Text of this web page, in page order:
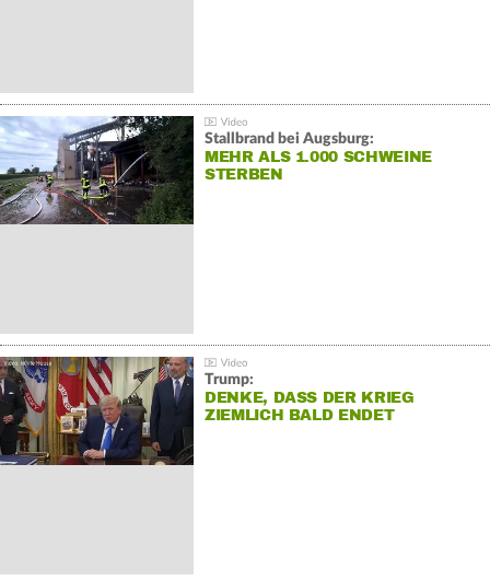
Stallbrand bei Augsburg:
MEHR ALS 1.000 SCHWEINE
STERBEN
Trump:
DENKE, DASS DER KRIEG
ZIEMLICH BALD ENDET